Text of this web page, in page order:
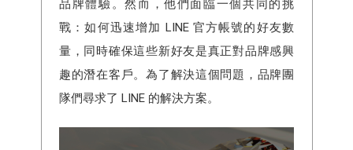
品牌體驗。然而，他們面臨一個共同的挑
戰：如何迅速增加 LINE 官方帳號的好友數
量，同時確保這些新好友是真正對品牌感興
趣的潛在客戶。為了解決這個問題，品牌團
隊們尋求了 LINE 的解決方案。